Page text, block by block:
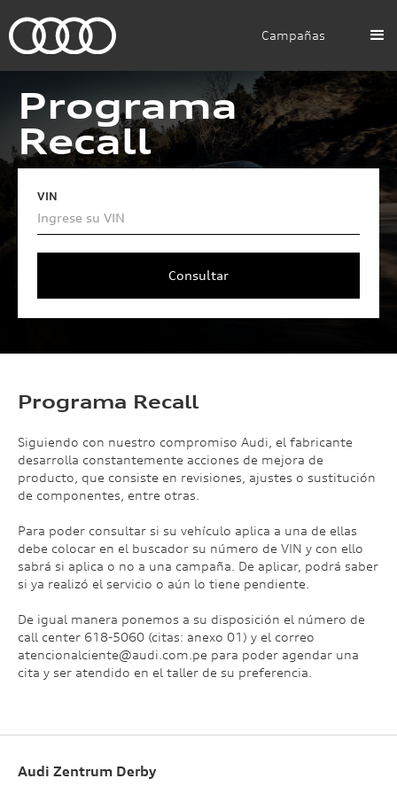
Campañas
Programa
Recall
VIN
Programa Recall
Siguiendo con nuestro compromiso Audi, el fabricante
desarrolla constantemente acciones de mejora de
producto, que consiste en revisiones, ajustes o sustitución
de componentes, entre otras.
Para poder consultar si su vehículo aplica a una de ellas
debe colocar en el buscador su número de VIN y con ello
sabrá si aplica o no a una campaña. De aplicar, podrá saber
si ya realizó el servicio o aún lo tiene pendiente.
De igual manera ponemos a su disposición el número de
call center 618-5060 (citas: anexo 01) y el correo
atencionalciente@audi.com.pe para poder agendar una
cita y ser atendido en el taller de su preferencia.
Audi Zentrum Derby